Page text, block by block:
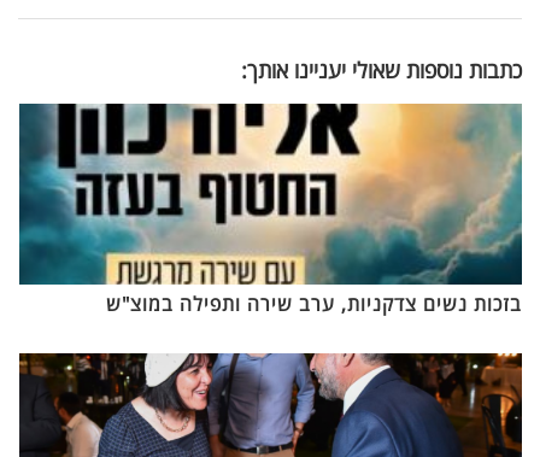
כתבות נוספות שאולי יעניינו אותך:
בזכות נשים צדקניות, ערב שירה ותפילה במוצ"ש